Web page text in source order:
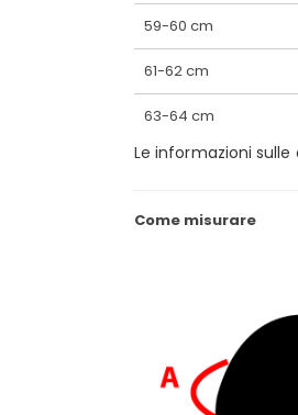
59-60 cm
61-62 cm
63-64 cm
Le informazioni
Come misurare